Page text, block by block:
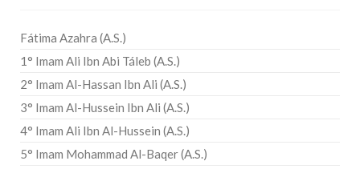
Fátima Azahra (A.S.)
1° Imam Ali Ibn Abi Táleb (A.S.)
2° Imam Al-Hassan Ibn Ali (A.S.)
3° Imam Al-Hussein Ibn Ali (A.S.)
4° Imam Ali Ibn Al-Hussein (A.S.)
5° Imam Mohammad Al-Baqer (A.S.)